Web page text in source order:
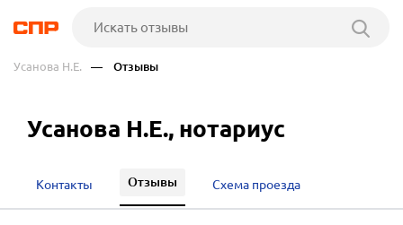
Усанова Н.Е. — Отзывы
Усанова Н.Е., нотариус
Контакты Отзывы Схема проезда